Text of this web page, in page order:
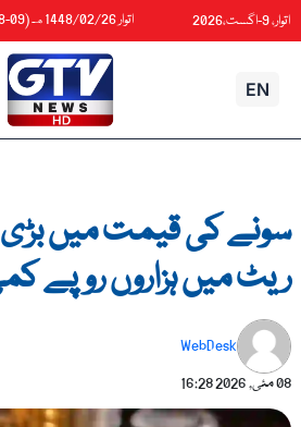
اتوار، 9-اگست،2026 اتوار 1448/02/26هـ (09-08-2026م)
EN
سونے کی قیمت میں بڑی
ریٹ میں ہزاروں روپے
WebDesk
08 مئی, 2026
16:28